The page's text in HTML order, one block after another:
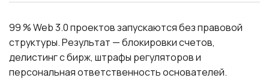
99 % Web 3.0 проектов запускаются без правовой
структуры. Результат — блокировки счетов,
делистинг с бирж, штрафы регуляторов и
персональная ответственность основателей.